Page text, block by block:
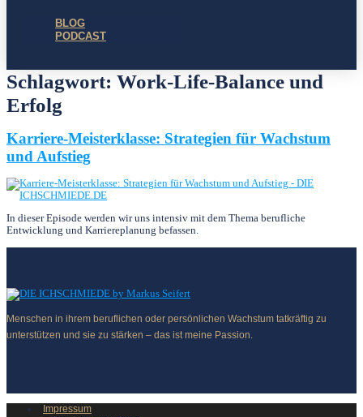
BLOG
PODCAST
Schlagwort: Work-Life-Balance und
Erfolg
Karriere-Meisterklasse: Strategien für Wachstum
und Aufstieg
In dieser Episode werden wir uns intensiv mit dem Thema berufliche
Entwicklung und Karriereplanung befassen.
Menschen in ihrem beruflichen oder persönlichen Wachstum tatkräftig zu
unterstützen und sie zu stärken – das ist meine Passion.
Impressum